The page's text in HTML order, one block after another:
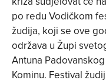
po redu Vodičkom
žudija, koji se ove
održava u Župi
Antuna
Kominu. Festival